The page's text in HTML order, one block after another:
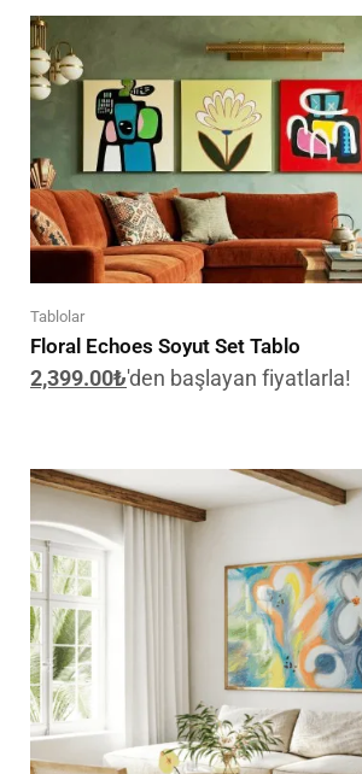
Tablolar
Floral Echoes Soyut Set Tablo
2,399.00₺'den başlayan fiyatlarla!